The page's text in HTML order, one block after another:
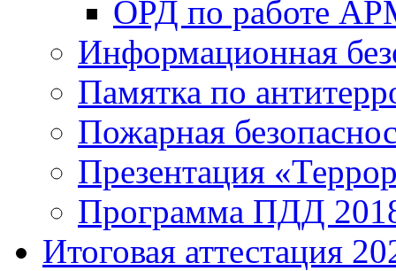
ОРД по работе
Информационная
Памятка по
Пожарная
Презентация
Программа ПДД
Итоговая аттестация